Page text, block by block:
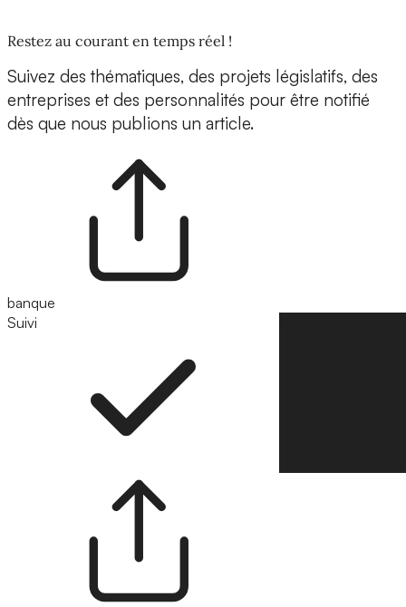
Restez au courant en temps réel !
Suivez des thématiques, des projets législatifs, des
entreprises et des personnalités pour être notifié
dès que nous publions un article.
banque
Suivi